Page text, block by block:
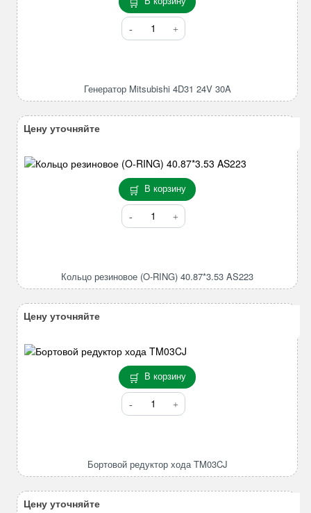
Количество
товара
24V
Генератор Mitsubishi 4D31 24V 30A
В корзину
Количество
товара
RING)
Кольцо резиновое (O-RING) 40.87*3.53 AS223
Цену уточняйте
В корзину
Количество
товара
TM03CJ
Бортовой редуктор хода TM03CJ
Цену уточняйте
Цену уточняйте